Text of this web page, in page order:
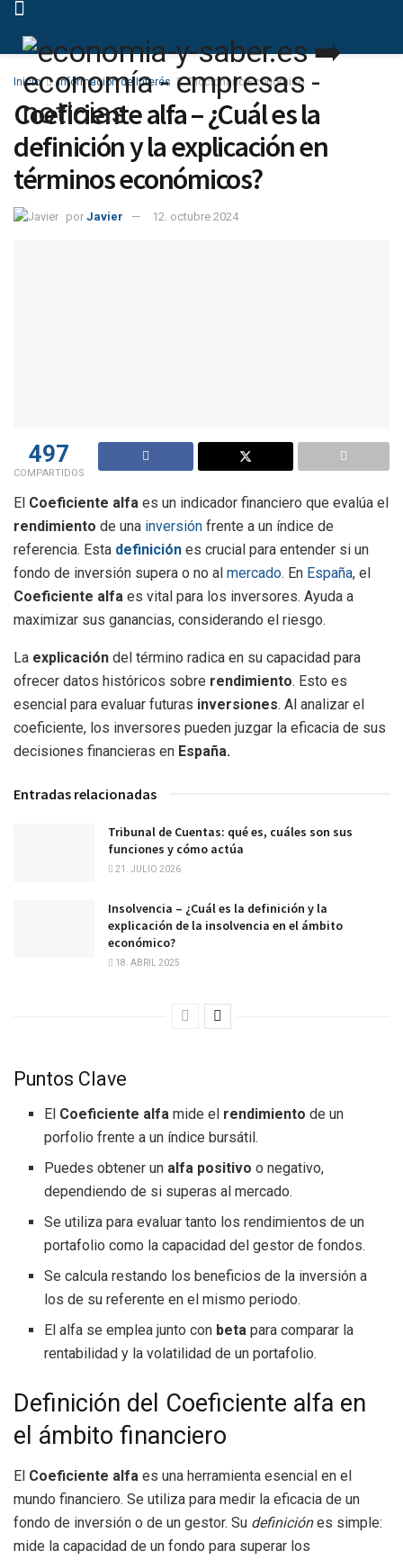
Inicio Información de Interés Diccionario Económico
Coeficiente alfa – ¿Cuál es la
definición y la explicación en
términos económicos?
por Javier 12. octubre 2024
497
COMPARTIDOS
El Coeficiente alfa es un indicador financiero que evalúa el
rendimiento de una inversión frente a un índice de
referencia. Esta definición es crucial para entender si un
fondo de inversión supera o no al mercado. En España, el
Coeficiente alfa es vital para los inversores. Ayuda a
maximizar sus ganancias, considerando el riesgo.
La explicación del término radica en su capacidad para
ofrecer datos históricos sobre rendimiento. Esto es
esencial para evaluar futuras inversiones. Al analizar el
coeficiente, los inversores pueden juzgar la eficacia de sus
decisiones financieras en España.
Entradas relacionadas
Tribunal de Cuentas: qué es, cuáles son sus
funciones y cómo actúa
21. JULIO 2026
Insolvencia – ¿Cuál es la definición y la
explicación de la insolvencia en el ámbito
económico?
18. ABRIL 2025
Puntos Clave
El Coeficiente alfa mide el rendimiento de un
porfolio frente a un índice bursátil.
Puedes obtener un alfa positivo o negativo,
dependiendo de si superas al mercado.
Se utiliza para evaluar tanto los rendimientos de un
portafolio como la capacidad del gestor de fondos.
Se calcula restando los beneficios de la inversión a
los de su referente en el mismo periodo.
El alfa se emplea junto con beta para comparar la
rentabilidad y la volatilidad de un portafolio.
Definición del Coeficiente alfa en
el ámbito financiero
El Coeficiente alfa es una herramienta esencial en el
mundo financiero. Se utiliza para medir la eficacia de un
fondo de inversión o de un gestor. Su definiciónes simple:
mide la capacidad de un fondo para superar los